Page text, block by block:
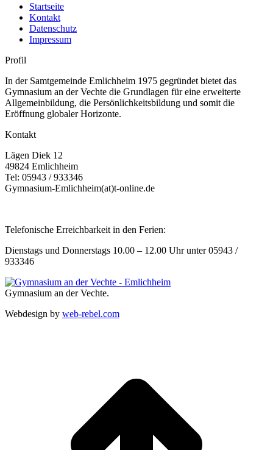
Startseite
Kontakt
Datenschutz
Impressum
Profil
In der Samtgemeinde Emlichheim 1975 gegründet bietet das
Gymnasium an der Vechte die Grundlagen für eine erweiterte
Allgemeinbildung, die Persönlichkeitsbildung und somit die
Eröffnung globaler Horizonte.
Kontakt
Lägen Diek 12
49824 Emlichheim
Tel: 05943 / 933346
Gymnasium-Emlichheim(at)t-online.de
Telefonische Erreichbarkeit in den Ferien:
Dienstags und Donnerstags 10.00 – 12.00 Uhr unter 05943 /
933346
Gymnasium an der Vechte.
Webdesign by web-rebel.com